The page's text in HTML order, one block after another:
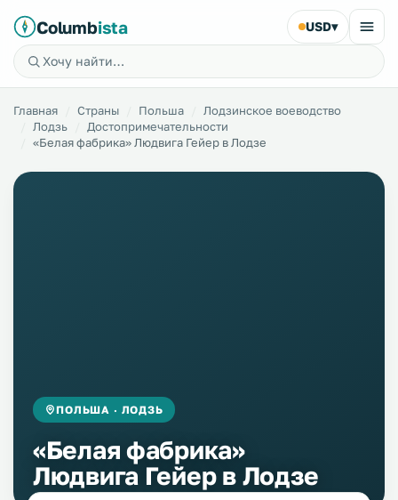
Columbista USD▾
Главная Страны Польша
Лодзинское воеводство
Лодзь
Достопримечательности
«Белая фабрика» Людвига Гейер в Лодзе
ПОЛЬША · ЛОДЗЬ
«Белая фабрика»
Людвига Гейер в Лодзе